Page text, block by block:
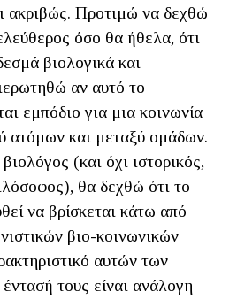
ακριβώς. Προτιμώ να δεχθώ
όσο θα ήθελα, ότι
βιολογικά και
αν αυτό το
εμπόδιο για μια κοινωνία
ατόμων και μεταξύ ομάδων.
(και όχι ιστορικός,
θα δεχθώ ότι το
να βρίσκεται κάτω από
βιο-κοινωνικών
αυτών των
τους είναι ανάλογη